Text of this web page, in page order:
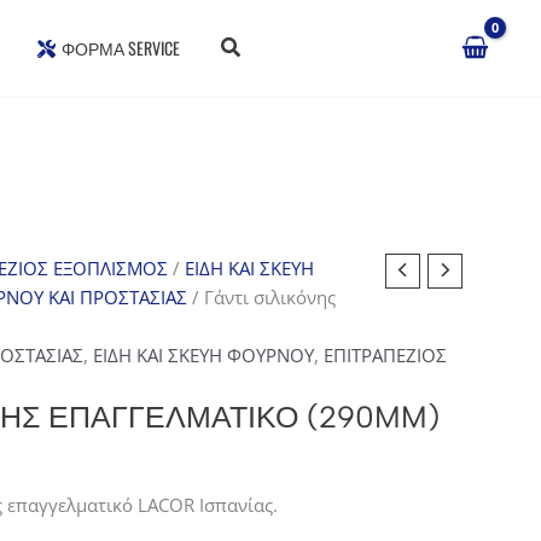
ΦΌΡΜΑ SERVICE
ΕΞΟΠΛΙΣΜΟΣ/ ΕΙΔΗ ΚΑΙ ΣΚΕΥΗ
ΚΑΙ ΠΡΟΣΤΑΣΙΑΣ/ Γάντι σιλικόνης
, ΕΙΔΗ ΚΑΙ ΣΚΕΥΗ ΦΟΥΡΝΟΥ, ΕΠΙΤΡΑΠΕΖΙΟΣ
ΕΠΑΓΓΕΛΜΑΤΙΚΌ (290MM)
LACOR Ισπανίας.